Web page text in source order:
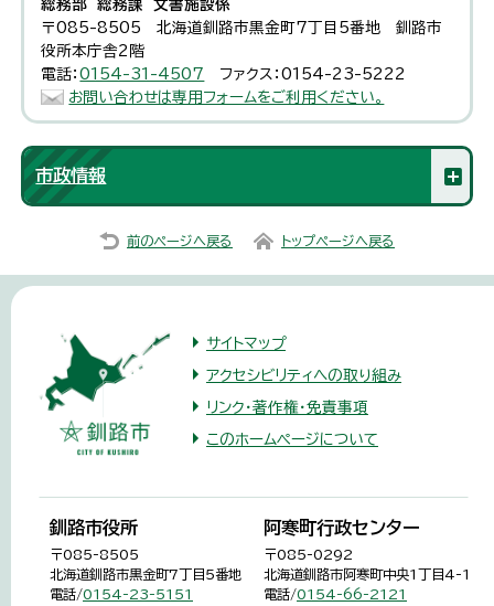
総務部 総務課 文書施設係
〒085-8505 北海道釧路市黒金町7丁目5番地 釧路市
役所本庁舎2階
電話：0154-31-4507
ファクス：0154-23-5222
お問い合わせは専用フォームをご利用ください。
市政情報
前のページへ戻る トップページへ戻る
サイトマップ
アクセシビリティへの取り組み
リンク・著作権・免責事項
このホームページについて
釧路市役所
〒085-8505
北海道釧路市黒金町7丁目5番地
電話/0154-23-5151
阿寒町行政センター
〒085-0292
北海道釧路市阿寒町中央1丁目4-1
電話/0154-66-2121